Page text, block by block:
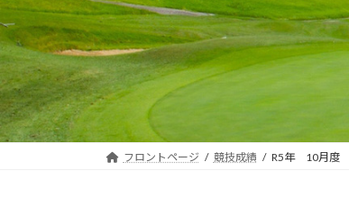
フロントページ 競技成績 R5年 10月度